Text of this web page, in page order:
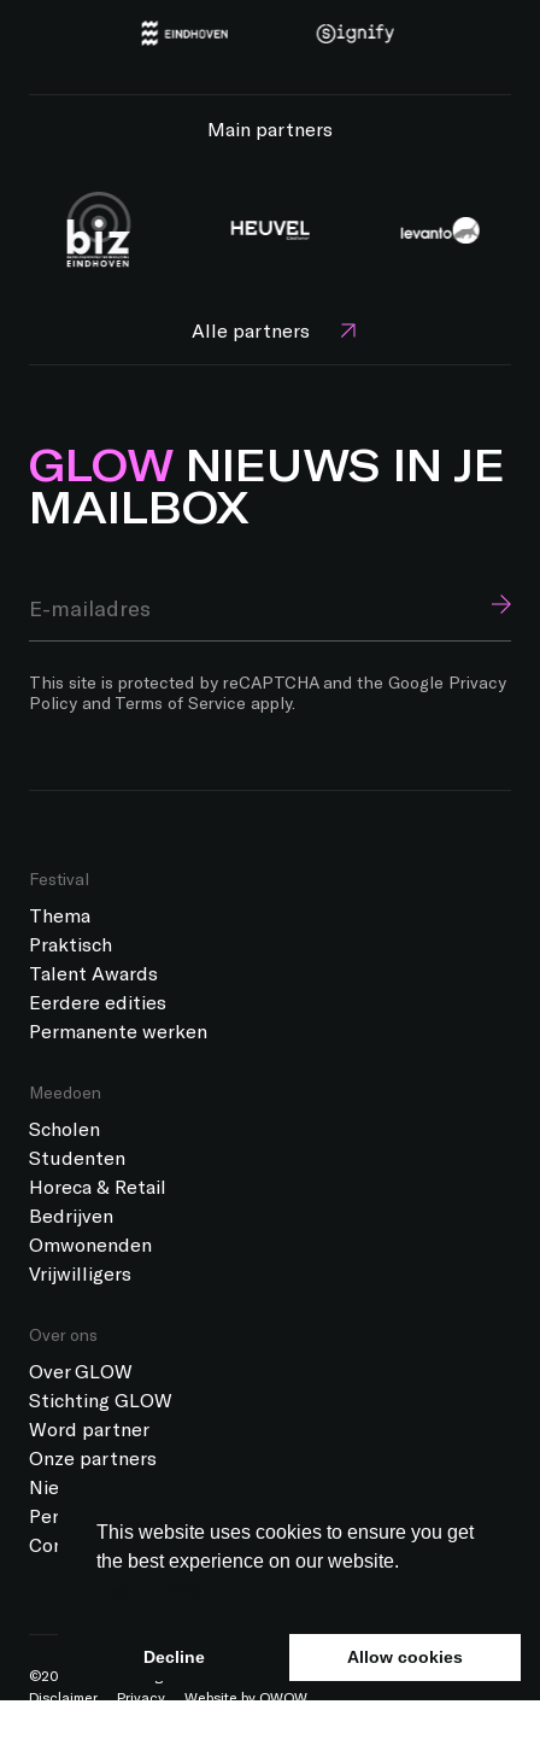
This website uses cookies to ensure you get
the best experience on our website.
Decline Allow cookies
Main partners
Alle partners
Festival
Thema
Praktisch
Talent Awards
Eerdere edities
Permanente werken
Meedoen
Scholen
Studenten
Horeca & Retail
Bedrijven
Omwonenden
Vrijwilligers
Over ons
Over GLOW
Stichting GLOW
Word partner
Onze partners
Nieuws
Pers
Contact
GLOWNIEUWS IN JE
MAILBOX
This site is protected by reCAPTCHA and the Google Privacy
Policy and Terms of Service apply.
©2026 GLOW All rights reserved
Disclaimer
Privacy Website by OWOW